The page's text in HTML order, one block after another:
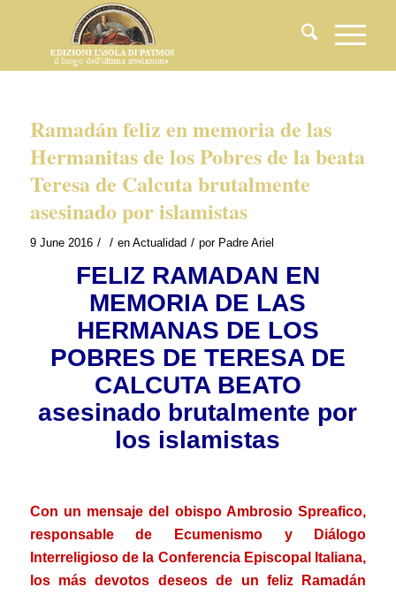
Ramadán feliz en memoria de las
Hermanitas de los Pobres de la beata
Teresa de Calcuta brutalmente
asesinado por islamistas
9 June 2016 / / en Actualidad / por Padre Ariel
FELIZ RAMADAN EN
MEMORIA DE LAS
HERMANAS DE LOS
POBRES DE TERESA DE
CALCUTA BEATO
asesinado brutalmente por
los islamistas
Con un mensaje del obispo Ambrosio Spreafico,
responsable de Ecumenismo y Diálogo
Interreligioso de la Conferencia Episcopal Italiana,
los más devotos deseos de un feliz Ramadán